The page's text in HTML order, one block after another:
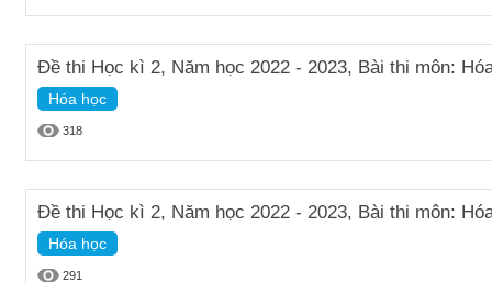
Đề thi Học kì 2, Năm học 2022 - 2023, Bài thi môn:
Hóa học
318
Đề thi Học kì 2, Năm học 2022 - 2023, Bài thi môn:
Hóa học
291